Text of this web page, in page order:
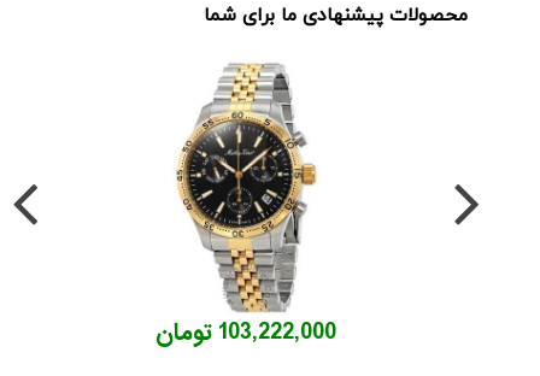
محصولات پیشنهادی ما برای شما
103,222,000 تومان